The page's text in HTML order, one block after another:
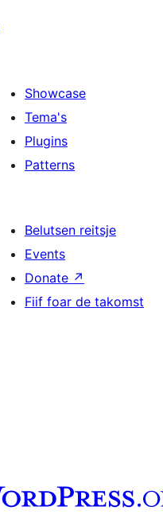
Showcase
Tema's
Plugins
Patterns
Belutsen reitsje
Events
Donate ↗
Fiif foar de takomst